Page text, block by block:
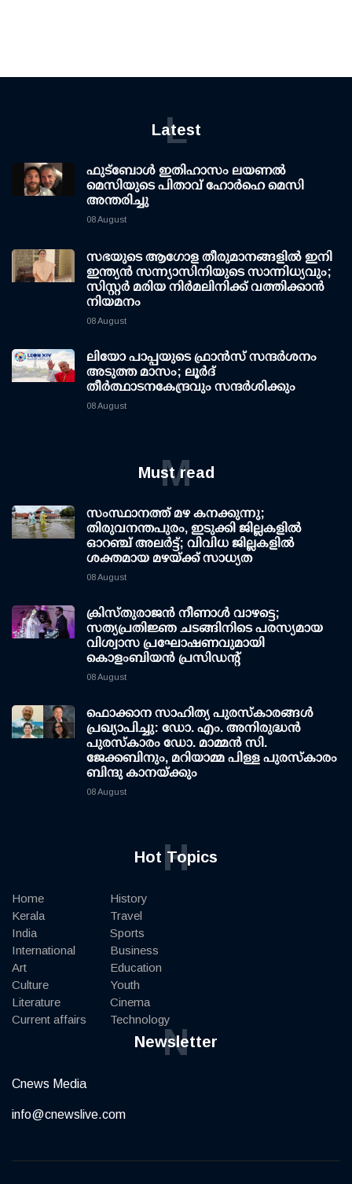
Latest
L
ഫുട്ബോൾ ഇതിഹാസം ലയണൽ
മെസിയുടെ പിതാവ് ഹോർഹെ മെസി
അന്തരിച്ചു
08 August
സഭയുടെ ആഗോള തീരുമാനങ്ങളിൽ ഇനി
ഇന്ത്യൻ സന്ന്യാസിനിയുടെ സാന്നിധ്യവും;
സിസ്റ്റർ മരിയ നിർമലിനിക്ക് വത്തിക്കാൻ
നിയമനം
08 August
ലിയോ പാപ്പയുടെ ഫ്രാൻസ് സന്ദർശനം
അടുത്ത മാസം; ലൂർദ്
തീർത്ഥാടനകേന്ദ്രവും സന്ദർശിക്കും
08 August
Must read
M
സംസ്ഥാനത്ത് മഴ കനക്കുന്നു;
തിരുവനന്തപുരം, ഇടുക്കി ജില്ലകളിൽ
ഓറഞ്ച് അലർട്ട്; വിവിധ ജില്ലകളിൽ
ശക്തമായ മഴയ്ക്ക് സാധ്യത
08 August
ക്രിസ്തുരാജൻ നീണാൾ വാഴട്ടെ;
സത്യപ്രതിജ്ഞ ചടങ്ങിനിടെ പരസ്യമായ
വിശ്വാസ പ്രഘോഷണവുമായി
കൊളംബിയൻ പ്രസിഡന്റ്
08 August
ഫൊക്കാന സാഹിത്യ പുരസ്‌കാരങ്ങള്‍
പ്രഖ്യാപിച്ചു: ഡോ. എം. അനിരുദ്ധന്‍
പുരസ്‌കാരം ഡോ. മാമ്മന്‍ സി.
ജേക്കബിനും, മറിയാമ്മ പിള്ള പുരസ്‌കാരം
ബിന്ദു കാനയ്ക്കും
08 August
Hot Topics
H
Home
Kerala
India
International
Art
Culture
Literature
Current affairs
History
Travel
Sports
Business
Education
Youth
Cinema
Technology
Newsletter
N
Cnews Media
info@cnewslive.com